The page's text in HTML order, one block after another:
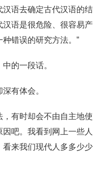
汉语去确定古代汉语的结
语是很危险、很容易产
错误的研究方法。”
的一段话。
有体会。
有时却会不由自主地使
吧。我看到网上一些人
来我们现代人多多少少